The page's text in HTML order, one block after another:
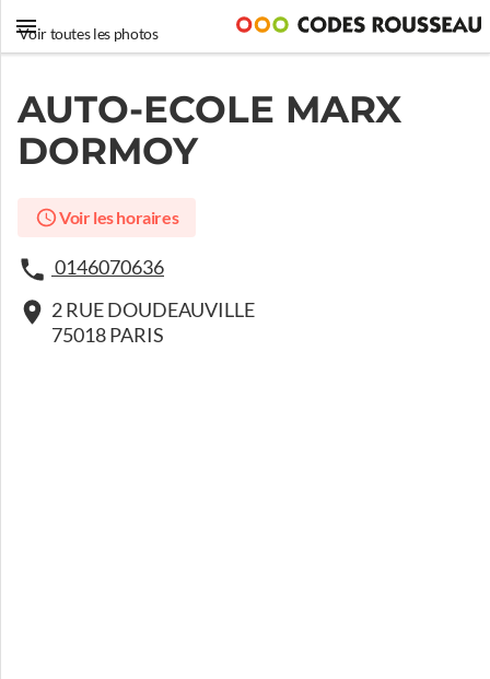
Voir toutes les photos
AUTO-ECOLE MARX
DORMOY
Voir les horaires
0146070636
2 RUE DOUDEAUVILLE
75018 PARIS